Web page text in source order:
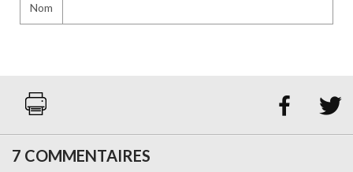
Nom
 
7 COMMENTAIRES